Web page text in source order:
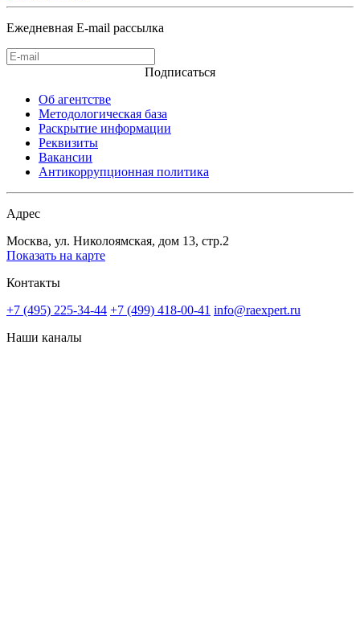
Ежедневная E-mail рассылка
Подписаться
Об агентстве
Методологическая база
Раскрытие информации
Реквизиты
Вакансии
Антикоррупционная политика
Адрес
Москва, ул. Николоямская, дом 13, стр.2
Показать на карте
Контакты
+7 (495) 225-34-44 +7 (499) 418-00-41 info@raexpert.ru
Наши каналы